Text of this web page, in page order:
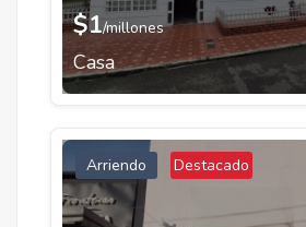
$1/millones
Casa
Arriendo Destacado